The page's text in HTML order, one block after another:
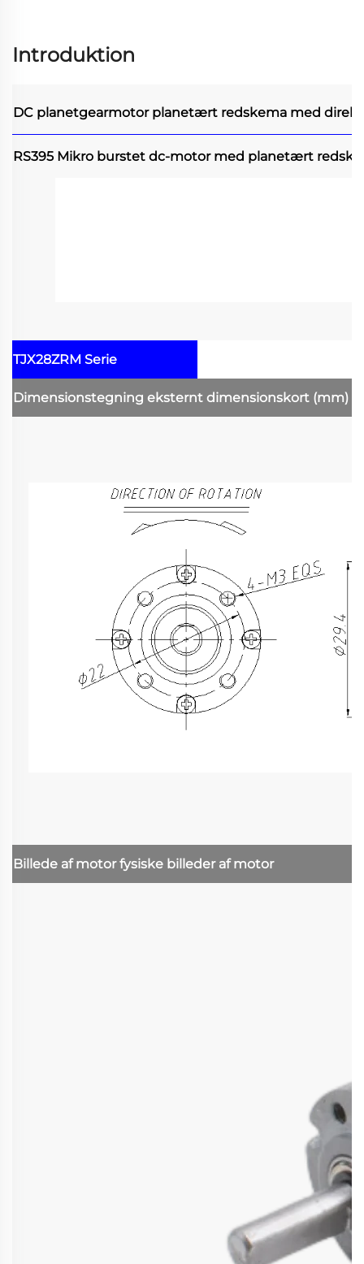
Introduktion
DC planetgearmotor planetært redskema med
RS395 Mikro burstet dc-motor med planetært
TJX28ZRM Serie
Dimensionstegning eksternt dimensionskort (mm)
Billede af motorfysiske billeder af motor